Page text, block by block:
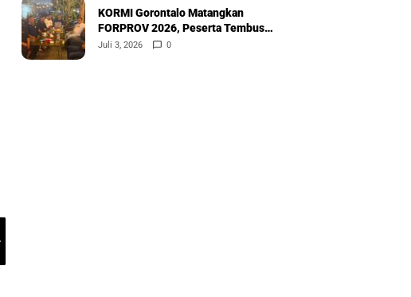
KORMI Gorontalo Matangkan
FORPROV 2026, Peserta Tembus
600
Juli 3, 2026 0